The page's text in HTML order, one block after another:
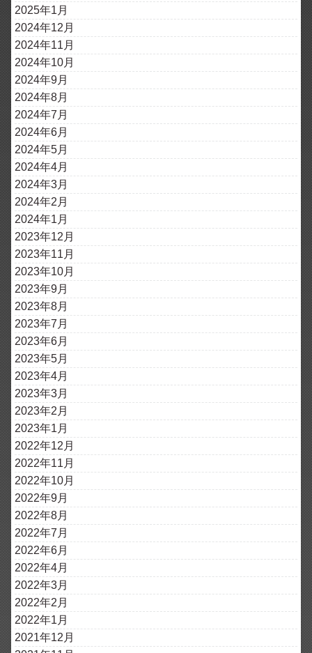
2025年1月
2024年12月
2024年11月
2024年10月
2024年9月
2024年8月
2024年7月
2024年6月
2024年5月
2024年4月
2024年3月
2024年2月
2024年1月
2023年12月
2023年11月
2023年10月
2023年9月
2023年8月
2023年7月
2023年6月
2023年5月
2023年4月
2023年3月
2023年2月
2023年1月
2022年12月
2022年11月
2022年10月
2022年9月
2022年8月
2022年7月
2022年6月
2022年4月
2022年3月
2022年2月
2022年1月
2021年12月